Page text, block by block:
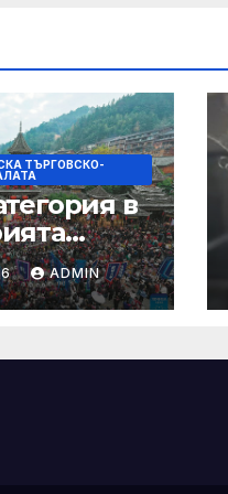
ТЪРГОВСКО-
в
алианс за
енергия
ADMIN